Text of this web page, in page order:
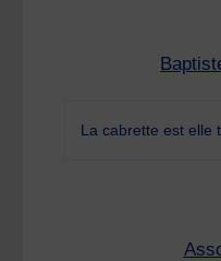
La cabrette est elle